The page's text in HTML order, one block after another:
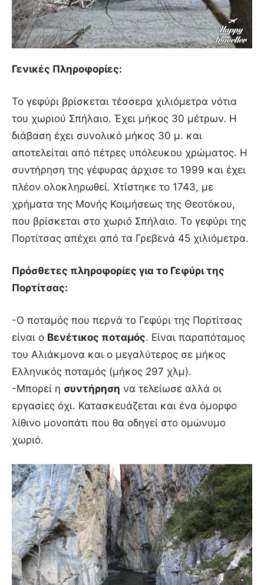
Γενικές Πληροφορίες:
Το γεφύρι βρίσκεται τέσσερα χιλιόμετρα νότια
του χωριού Σπήλαιο. Έχει μήκος 30 μέτρων. Η
διάβαση έχει συνολικό μήκος 30 μ. και
αποτελείται από πέτρες υπόλευκου χρώματος. Η
συντήρηση της γέφυρας άρχισε τo 1999 και έχει
πλέον ολοκληρωθεί. Χτίστηκε το 1743, με
χρήματα της Μονής Κοιμήσεως της Θεοτόκου,
που βρίσκεται στο χωριό Σπήλαιο. Το γεφύρι της
Πορτίτσας απέχει από τα Γρεβενά 45 χιλιόμετρα.
Πρόσθετες πληροφορίες για το Γεφύρι της
Πορτίτσας:
-Ο ποταμός που περνά το Γεφύρι της Πορτίτσας
είναι ο Βενέτικος ποταμός. Είναι παραπόταμος
του Αλιάκμονα και ο μεγαλύτερος σε μήκος
Ελληνικός ποταμός (μήκος 297 χλμ).
-Μπορεί η συντήρηση να τελείωσε αλλά οι
εργασίες όχι. Κατασκευάζεται και ένα όμορφο
λίθινο μονοπάτι που θα οδηγεί στο ομώνυμο
χωριό.